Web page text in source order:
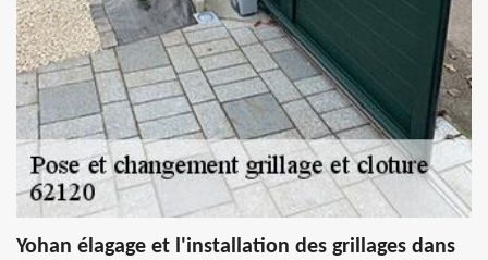
Yohan élagage et l'installation des grillages dans